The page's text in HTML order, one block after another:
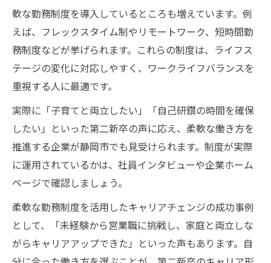
軟な勤務制度を導入しているところも増えています。例
えば、フレックスタイム制やリモートワーク、短時間勤
務制度などが挙げられます。これらの制度は、ライフス
テージの変化に対応しやすく、ワークライフバランスを
重視する人に最適です。
実際に「子育てと両立したい」「自己研鑽の時間を確保
したい」といった第二新卒の声に応え、柔軟な働き方を
推進する企業が静岡市でも見受けられます。制度が実際
に運用されているかは、社員インタビューや企業ホーム
ページで確認しましょう。
柔軟な勤務制度を活用したキャリアチェンジの成功事例
として、「未経験から営業職に挑戦し、家庭と両立しな
がらキャリアアップできた」といった声もあります。自